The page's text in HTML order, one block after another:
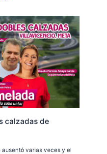
calzadas de
ausentó varias veces y el